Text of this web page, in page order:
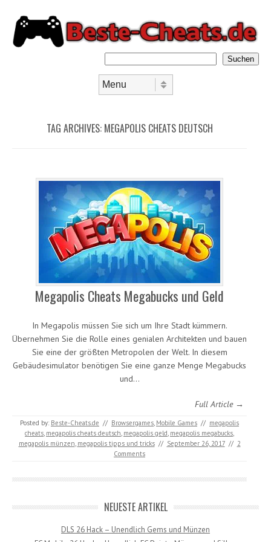
Suchen
TAG ARCHIVES: MEGAPOLIS CHEATS DEUTSCH
Megapolis Cheats Megabucks und Geld
In Megapolis müssen Sie sich um Ihre Stadt kümmern.
Übernehmen Sie die Rolle eines genialen Architekten und bauen
Sie eine der größten Metropolen der Welt. In diesem
Gebäudesimulator benötigen Sie eine ganze Menge Megabucks
und…
Full Article →
Posted by: Beste-Cheats.de // Browsergames Mobile Games // megapolis
cheats megapolis cheats deutsch megapolis geld megapolis megabucks
megapolis münzen megapolis tipps und tricks // September 26, 2017 // 2
Comments
NEUESTE ARTIKEL
DLS 26 Hack – Unendlich Gems und Münzen